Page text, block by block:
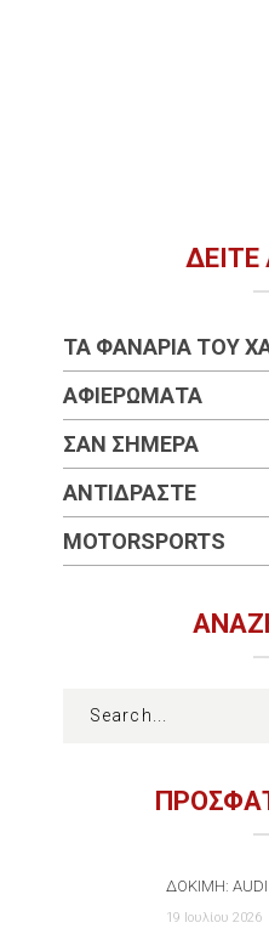
ΤΑ ΦΑΝΆΡΙΑ ΤΟΥ
ΑΦΙΕΡΏΜΑΤΑ
ΣΑΝ ΣΉΜΕΡΑ
ΑΝΤΙΔΡΆΣΤΕ
MOTORSPORTS
ΔΟΚΙΜΉ: AUDI
19 Ιουλίου 2026